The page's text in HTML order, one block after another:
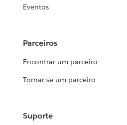
Eventos
Parceiros
Encontrar um parceiro
Tornar-se um parceiro
Suporte